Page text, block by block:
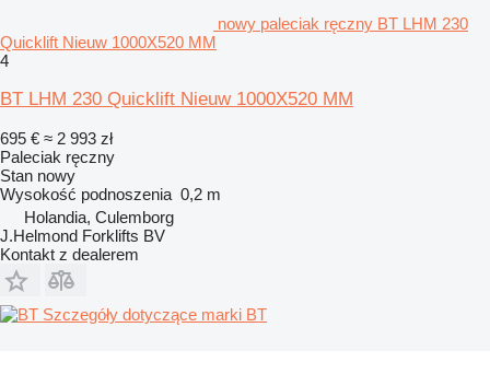
nowy paleciak ręczny BT LHM 230
Quicklift Nieuw 1000X520 MM
4
BT LHM 230 Quicklift Nieuw 1000X520 MM
695 € ≈ 2 993 zł
Paleciak ręczny
Stan nowy
Wysokość podnoszenia 0,2 m
Holandia, Culemborg
J.Helmond Forklifts BV
Kontakt z dealerem
Szczegóły dotyczące marki BT